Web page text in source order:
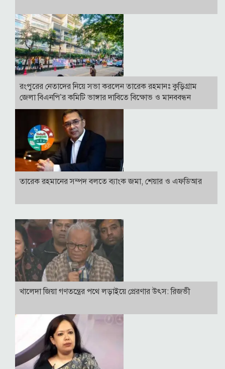
রংপুরের নেতাদের নিয়ে সভা করলেন তারেক রহমানঃ কুড়িগ্রাম
জেলা বিএনপি’র কমিটি ভাঙ্গার দাবিতে বিক্ষোভ ও মানববন্ধন
তারেক রহমানের সম্পদ বলতে ব্যাংক জমা, শেয়ার ও এফডিআর
খালেদা জিয়া গণতন্ত্রের পথে লড়াইয়ে প্রেরণার উৎস: রিজভী